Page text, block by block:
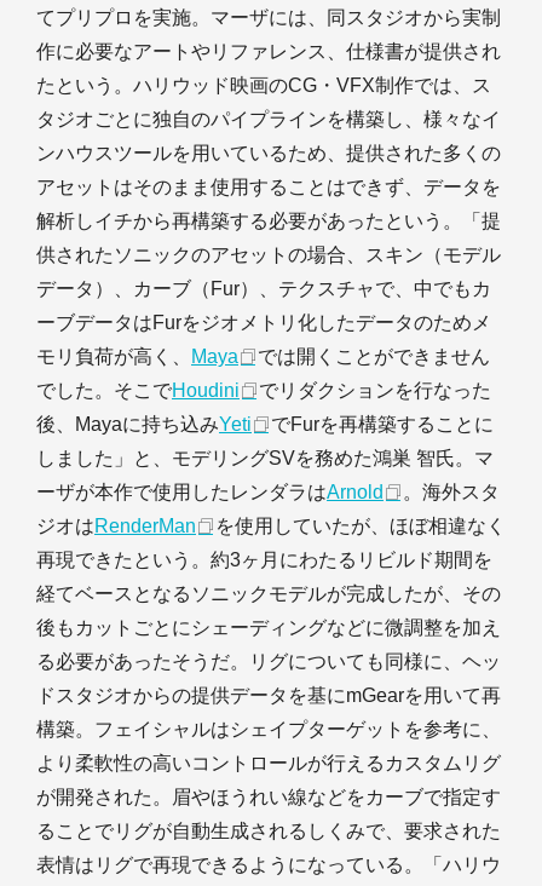
てプリプロを実施。マーザには、同スタジオから実制
作に必要なアートやリファレンス、仕様書が提供され
たという。ハリウッド映画のCG・VFX制作では、ス
タジオごとに独自のパイプラインを構築し、様々なイ
ンハウスツールを用いているため、提供された多くの
アセットはそのまま使用することはできず、データを
解析しイチから再構築する必要があったという。「提
供されたソニックのアセットの場合、スキン（モデル
データ）、カーブ（Fur）、テクスチャで、中でもカ
ーブデータはFurをジオメトリ化したデータのためメ
モリ負荷が高く、
Maya
では開くことができません
でした。そこでHoudini
でリダクションを行なった
後、Mayaに持ち込みYeti
でFurを再構築することに
しました」と、モデリングSVを務めた鴻巣 智氏。マ
ーザが本作で使用したレンダラはArnold
。海外スタ
ジオはRenderMan
を使用していたが、ほぼ相違なく
再現できたという。約3ヶ月にわたるリビルド期間を
経てベースとなるソニックモデルが完成したが、その
後もカットごとにシェーディングなどに微調整を加え
る必要があったそうだ。リグについても同様に、ヘッ
ドスタジオからの提供データを基にmGearを用いて再
構築。フェイシャルはシェイプターゲットを参考に、
より柔軟性の高いコントロールが行えるカスタムリグ
が開発された。眉やほうれい線などをカーブで指定す
ることでリグが自動生成されるしくみで、要求された
表情はリグで再現できるようになっている。「ハリウ